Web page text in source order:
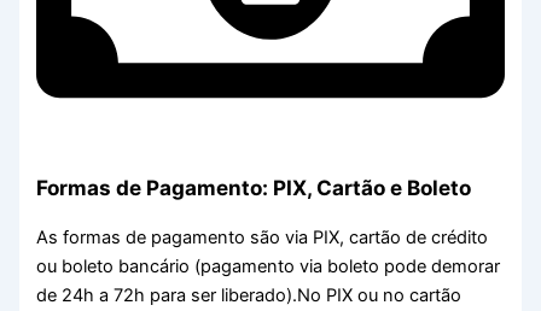
Formas de Pagamento: PIX, Cartão e Boleto
As formas de pagamento são via PIX, cartão de crédito
ou boleto bancário (pagamento via boleto pode demorar
de 24h a 72h para ser liberado).No PIX ou no cartão